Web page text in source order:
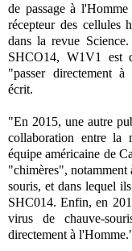
de passage à
récepteur des cellules
dans la revue
SHCO14, W1V1 est
"passer directement
écrit.
"En 2015, une autre
collaboration entre la
équipe américaine de
"chimères", notamment
souris, et dans lequel
SHC014. Enfin, en
virus de chauve-
directement à